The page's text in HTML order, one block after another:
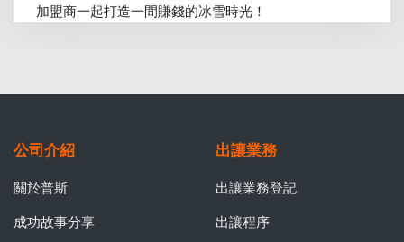
加盟商一起打造一間賺錢的冰雪時光！
公司介紹
關於普斯
成功故事分享
出讓業務
出讓業務登記
出讓程序